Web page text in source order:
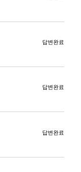
답변완료
답변완료
답변완료